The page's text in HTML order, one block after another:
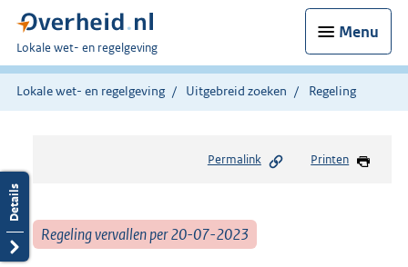
Menu
U
bent
hier:
Lokale wet- en regelgeving
Lokale wet- en regelgeving Uitgebreid zoeken Regeling
Permalink Printen
Regeling vervallen per 20-07-2023